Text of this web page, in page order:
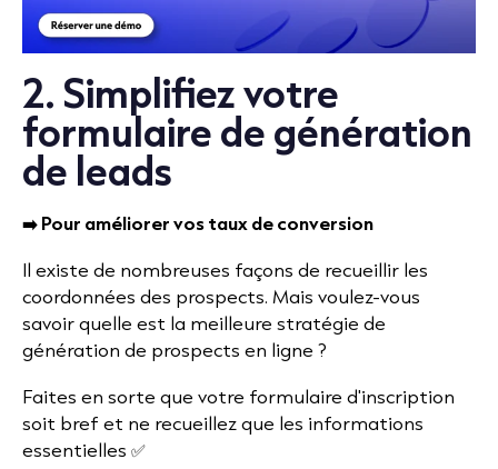
2. Simplifiez votre
formulaire de génération
de leads
➡️ Pour améliorer vos taux de conversion
Il existe de nombreuses façons de recueillir les
coordonnées des prospects. Mais voulez-vous
savoir quelle est la meilleure stratégie de
génération de prospects en ligne ?
Faites en sorte que votre formulaire d'inscription
soit bref et ne recueillez que les informations
essentielles ✅